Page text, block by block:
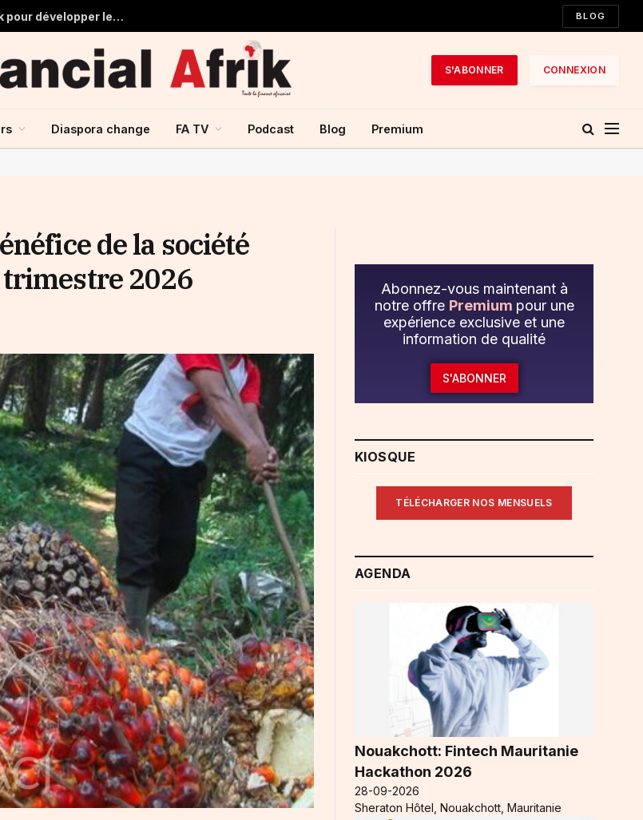
Tchad : près de 125 millions USD d’Afreximbank pour développer les infrastructures et le commerce BLOG
S'ABONNER CONNEXION
Diaspora change FA TV Podcast Blog Premium
de la société
trimestre 2026
Abonnez-vous maintenant à
notre offre Premium pour une
expérience exclusive et une
information de qualité
S'ABONNER
KIOSQUE
TÉLÉCHARGER NOS MENSUELS
AGENDA
Nouakchott: Fintech Mauritanie
Hackathon 2026
28-09-2026
Sheraton Hôtel, Nouakchott, Mauritanie